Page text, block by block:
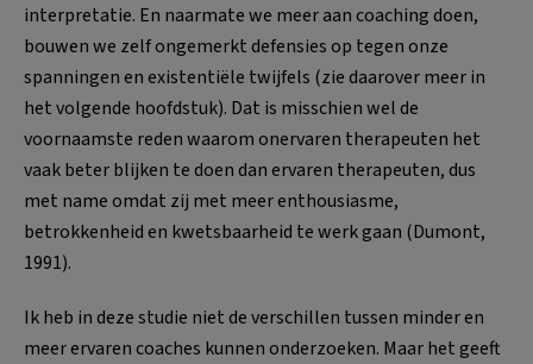
interpretatie. En naarmate we meer aan coaching doen,
bouwen we zelf ongemerkt defensies op tegen onze
spanningen en existentiële twijfels (zie daarover meer in
het volgende hoofdstuk). Dat is misschien wel de
voornaamste reden waarom onervaren therapeuten het
vaak beter blijken te doen dan ervaren therapeuten, dus
met name omdat zij met meer enthousiasme,
betrokkenheid en kwetsbaarheid te werk gaan (Dumont,
1991).
Ik heb in deze studie niet de verschillen tussen minder en
meer ervaren coaches kunnen onderzoeken. Maar het geeft